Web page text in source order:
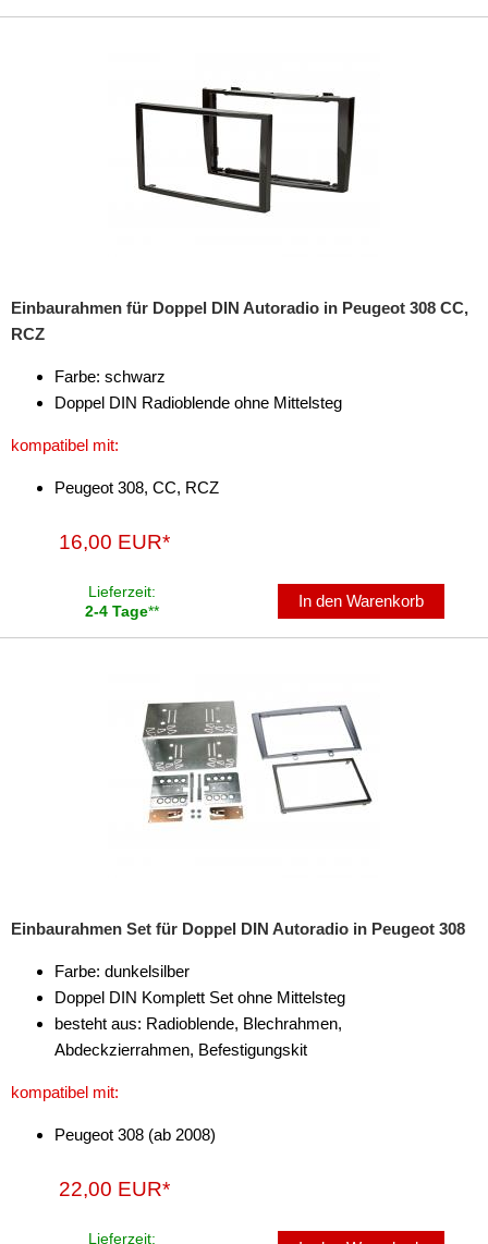
für Honda
für Hyundai
für Infiniti
für Isuzu
für Iveco
für Jeep
für Land Rover
für Mazda
für Mercedes-Benz
für Mercury
für Mini
für Mitsubishi
für Nissan
für Oldsmobile
für Opel
Einbaurahmen für Doppel DIN Autoradio in Peugeot 308 CC,
RCZ
Farbe: schwarz
Doppel DIN Radioblende ohne Mittelsteg
kompatibel mit:
Peugeot 308, CC, RCZ
16,00 EUR*
Lieferzeit:
2-4 Tage**
In den Warenkorb
Einbaurahmen Set für Doppel DIN Autoradio in Peugeot 308
Farbe: dunkelsilber
Doppel DIN Komplett Set ohne Mittelsteg
besteht aus: Radioblende, Blechrahmen,
Abdeckzierrahmen, Befestigungskit
kompatibel mit:
Peugeot 308 (ab 2008)
22,00 EUR*
Lieferzeit: